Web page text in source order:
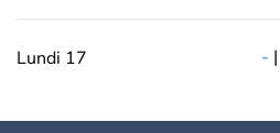
Lundi 17 - |